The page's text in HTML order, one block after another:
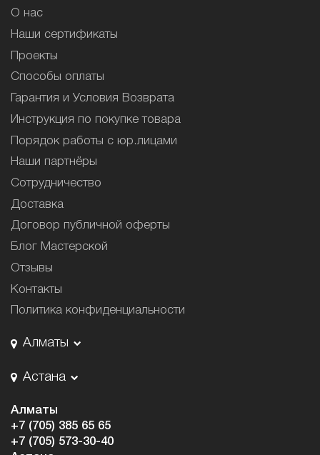
О нас
Наши сертификаты
Проекты
Способы оплаты
Гарантия и Условия Возврата
Инструкция по покупке товара
Порядок работы с юр.лицами
Наши партнёры
Сотрудничество
Доставка
Договор публичной оферты
Блог Мастерской
Отзывы
Контакты
Политика конфиденциальности
Алматы
Астана
Алматы
+7 (705) 385 65 65
+7 (705) 573-30-40